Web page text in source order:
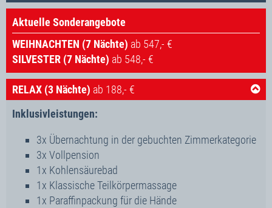
Aktuelle Sonderangebote
WEIHNACHTEN (7 Nächte) ab 547,- €
SILVESTER (7 Nächte) ab 548,- €
RELAX (3 Nächte) ab 188,- €
Inklusivleistungen:
3x Übernachtung in der gebuchten Zimmerkategorie
3x Vollpension
1x Kohlensäurebad
1x Klassische Teilkörpermassage
1x Paraffinpackung für die Hände